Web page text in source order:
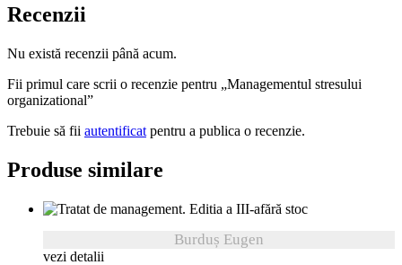
Recenzii
Nu există recenzii până acum.
Fii primul care scrii o recenzie pentru „Managementul stresului
organizational”
Trebuie să fii autentificat pentru a publica o recenzie.
Produse similare
fără stoc
Burduș Eugen
vezi detalii